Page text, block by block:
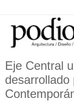
Eje Central